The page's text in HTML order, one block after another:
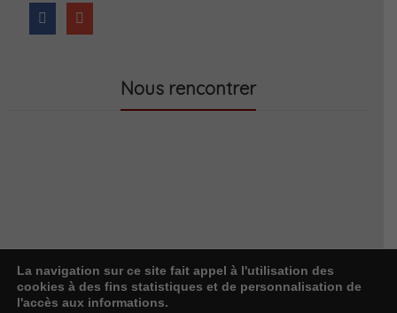
Nous rencontrer
La navigation sur ce site fait appel à l'utilisation des
cookies à des fins statistiques et de personnalisation de
l'accès aux informations.